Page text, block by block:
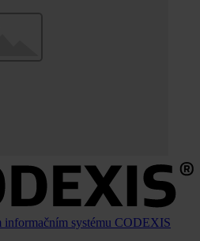
informačním systému CODEXIS